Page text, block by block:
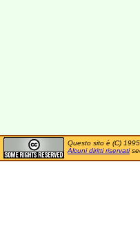
Questo sito è (C)
Alcuni diritti riservati